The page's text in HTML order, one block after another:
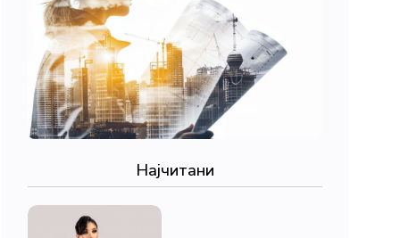
Најчитани